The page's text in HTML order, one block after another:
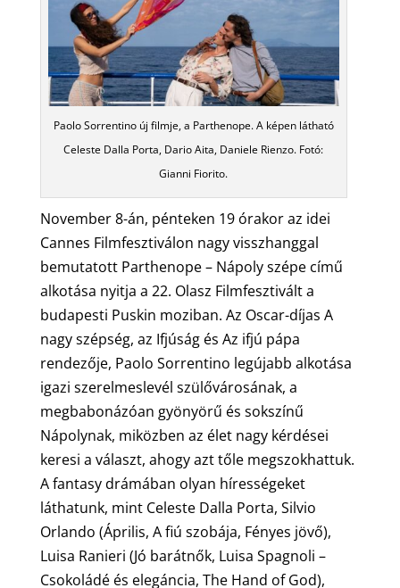
Paolo Sorrentino új filmje, a Parthenope. A képen látható
Celeste Dalla Porta, Dario Aita, Daniele Rienzo. Fotó:
Gianni Fiorito.
November 8-án, pénteken 19 órakor az idei
Cannes Filmfesztiválon nagy visszhanggal
bemutatott Parthenope – Nápoly szépe című
alkotása nyitja a 22. Olasz Filmfesztivált a
budapesti Puskin moziban. Az Oscar-díjas A
nagy szépség, az Ifjúság és Az ifjú pápa
rendezője, Paolo Sorrentino legújabb alkotása
igazi szerelmeslevél szülővárosának, a
megbabonázóan gyönyörű és sokszínű
Nápolynak, miközben az élet nagy kérdései
keresi a választ, ahogy azt tőle megszokhattuk.
A fantasy drámában olyan hírességeket
láthatunk, mint Celeste Dalla Porta, Silvio
Orlando (Április, A fiú szobája, Fényes jövő),
Luisa Ranieri (Jó barátnők, Luisa Spagnoli –
Csokoládé és elegáncia, The Hand of God),